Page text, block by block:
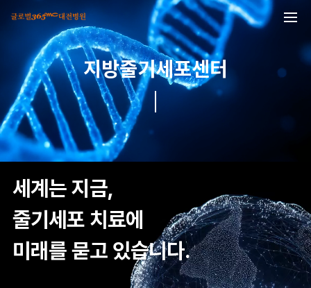
지방줄기세포센터
세계는 지금,
줄기세포 치료에
미래를 묻고 있습니다.